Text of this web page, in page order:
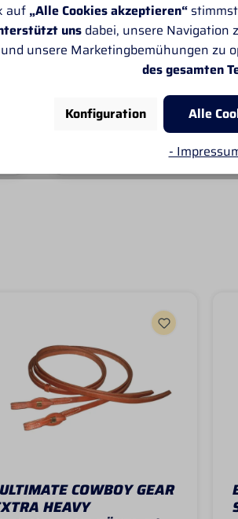
Von SANDRA
Leider passt oft die
nicht. Sonst gefällt mir
COWBOY GEAR
HEAVY
auf„Alle Cookies akzeptieren“stimmst
unsdabei, unsere Navigation
unsere Marketingbemühungen zu
des gesamten
Konfiguration
Alle
-